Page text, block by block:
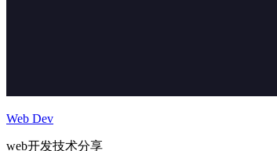
Web Dev
web开发技术分享